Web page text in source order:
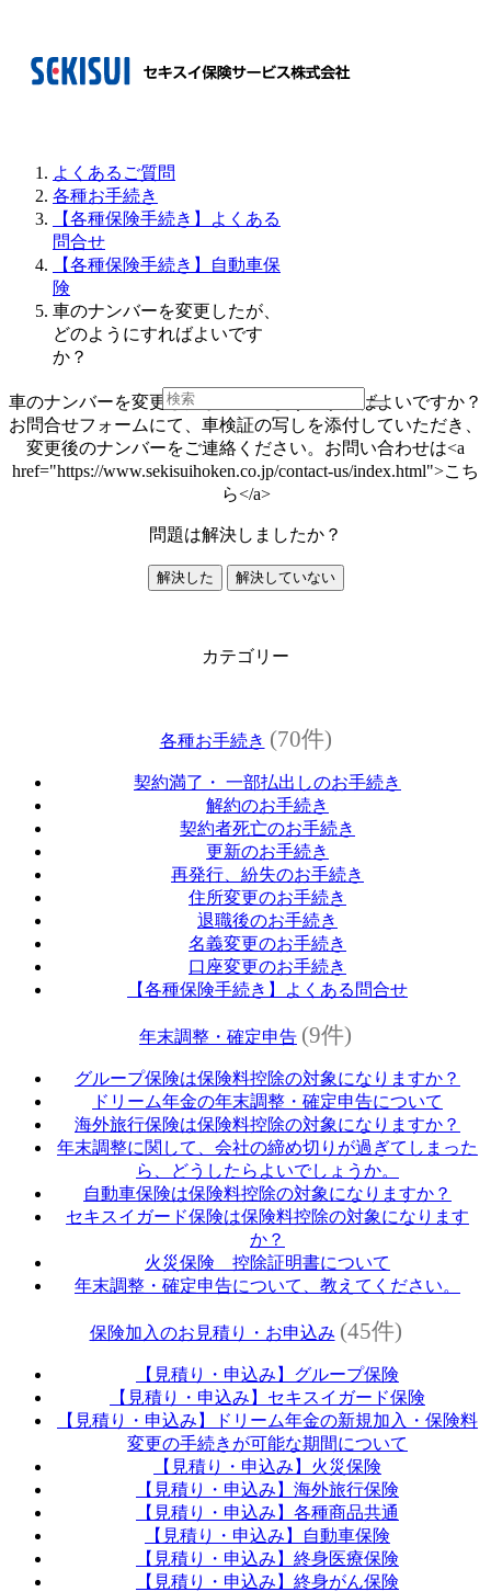
よくあるご質問
各種お手続き
【各種保険手続き】よくある
問合せ
【各種保険手続き】自動車保
険
車のナンバーを変更したが、
どのようにすればよいです
か？
車のナンバーを変更したが、どのようにすればよいですか？
お問合せフォームにて、車検証の写しを添付していただき、
変更後のナンバーをご連絡ください。お問い合わせは<a
href="https://www.sekisuihoken.co.jp/contact-us/index.html">こち
ら</a>
問題は解決しましたか？
解決した 解決していない
カテゴリー
各種お手続き (70件)
契約満了・ 一部払出しのお手続き
解約のお手続き
契約者死亡のお手続き
更新のお手続き
再発行、紛失のお手続き
住所変更のお手続き
退職後のお手続き
名義変更のお手続き
口座変更のお手続き
【各種保険手続き】よくある問合せ
年末調整・確定申告 (9件)
グループ保険は保険料控除の対象になりますか？
ドリーム年金の年末調整・確定申告について
海外旅行保険は保険料控除の対象になりますか？
年末調整に関して、会社の締め切りが過ぎてしまった
ら、どうしたらよいでしょうか。
自動車保険は保険料控除の対象になりますか？
セキスイガード保険は保険料控除の対象になります
か？
火災保険 控除証明書について
年末調整・確定申告について、教えてください。
保険加入のお見積り・お申込み (45件)
【見積り・申込み】グループ保険
【見積り・申込み】セキスイガード保険
【見積り・申込み】ドリーム年金の新規加入・保険料
変更の手続きが可能な期間について
【見積り・申込み】火災保険
【見積り・申込み】海外旅行保険
【見積り・申込み】各種商品共通
【見積り・申込み】自動車保険
【見積り・申込み】終身医療保険
【見積り・申込み】終身がん保険